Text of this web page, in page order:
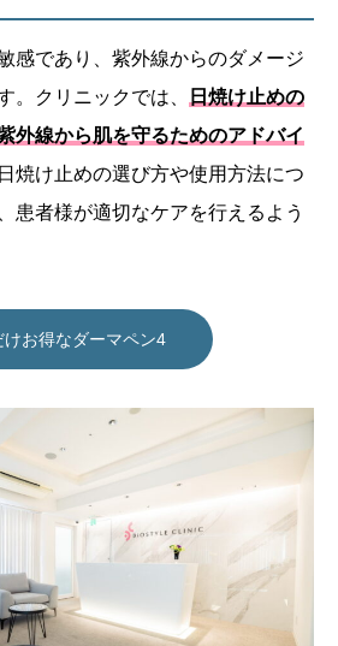
感であり、紫外線からのダメージ
。クリニックでは、 日焼け止めの
外線から肌を守るためのアドバイ
焼け止めの選び方や使用方法につ
患者様が適切なケアを行えるよう
けお得なダーマペン4